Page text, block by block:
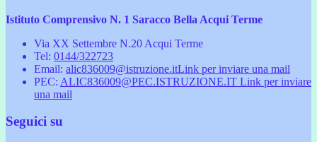
Istituto Comprensivo N. 1 Saracco Bella Acqui Terme
Via XX Settembre N.20 Acqui Terme
Tel: 0144/322723
Email: alic836009@istruzione.itLink per inviare una mail
PEC: ALIC836009@PEC.ISTRUZIONE.IT Link per inviare
una mail
Seguici su